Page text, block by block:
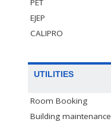
EJEP
CALIPRO
UTILITIES
Room Booking
Building maintenance